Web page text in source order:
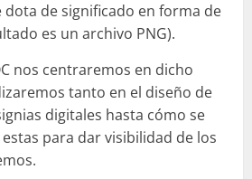
dota de significado en forma de
es un archivo PNG).
nos centraremos en dicho
tanto en el diseño de
digitales hasta cómo se
para dar visibilidad de los